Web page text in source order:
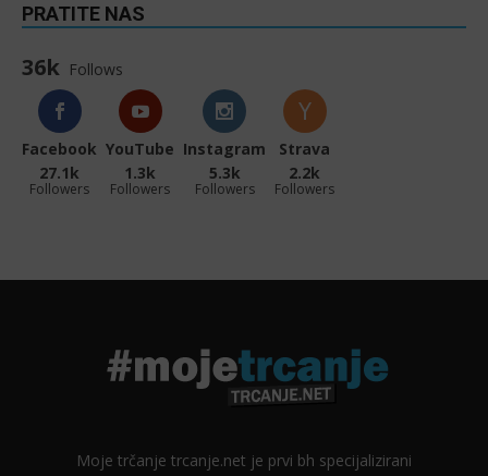
PRATITE NAS
36k Follows
Facebook
27.1k
Followers
YouTube
1.3k
Followers
Instagram
5.3k
Followers
Strava
2.2k
Followers
Moje trčanje trcanje.net je prvi bh specijalizirani